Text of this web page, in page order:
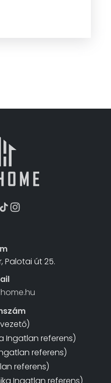
Palotai út 25.
Ingatlan referens)
referens)
referens)